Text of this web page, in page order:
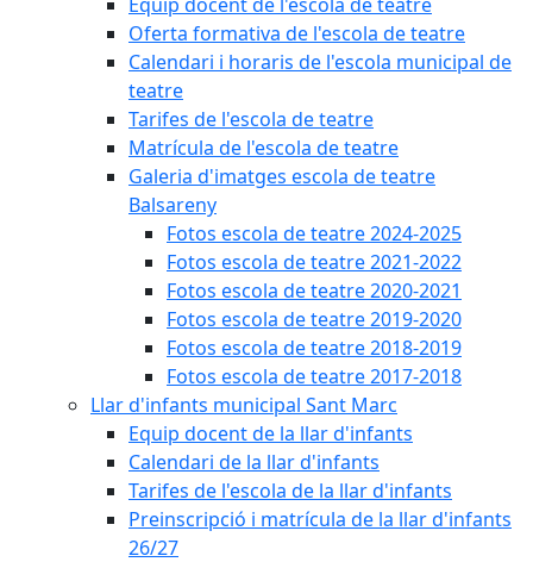
Oferta formativa de l'escola de teatre
Calendari i horaris de l'escola municipal de
teatre
Tarifes de l'escola de teatre
Matrícula de l'escola de teatre
Galeria d'imatges escola de teatre
Balsareny
Fotos escola de teatre 2024-2025
Fotos escola de teatre 2021-2022
Fotos escola de teatre 2020-2021
Fotos escola de teatre 2019-2020
Fotos escola de teatre 2018-2019
Fotos escola de teatre 2017-2018
Llar d'infants municipal Sant Marc
Equip docent de la llar d'infants
Calendari de la llar d'infants
Tarifes de l'escola de la llar d'infants
Preinscripció i matrícula de la llar d'infants
26/27